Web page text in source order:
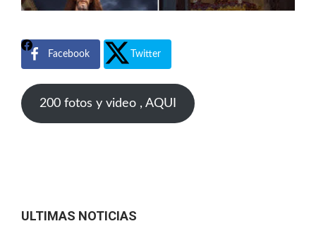
Facebook Twitter
200 fotos y video , AQUI
ULTIMAS NOTICIAS